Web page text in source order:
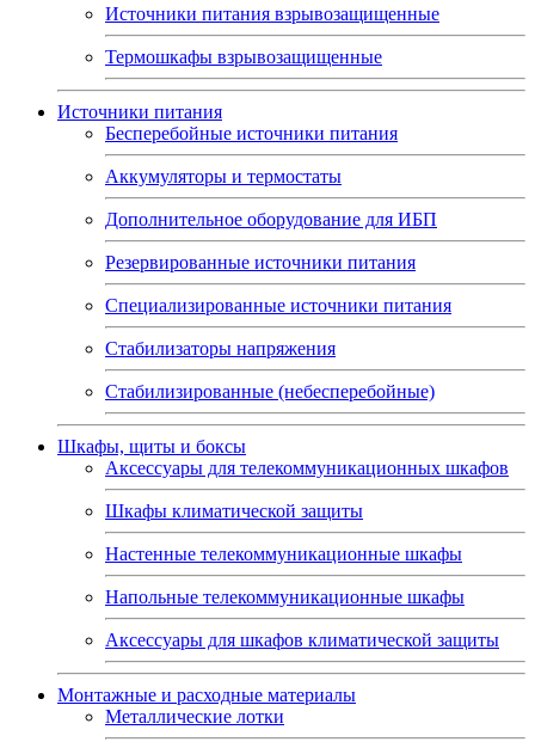
Источники питания взрывозащищенные
Термошкафы взрывозащищенные
Источники питания
Бесперебойные источники питания
Аккумуляторы и термостаты
Дополнительное оборудование для ИБП
Резервированные источники питания
Специализированные источники питания
Стабилизаторы напряжения
Стабилизированные (небесперебойные)
Шкафы, щиты и боксы
Аксессуары для телекоммуникационных шкафов
Шкафы климатической защиты
Настенные телекоммуникационные шкафы
Напольные телекоммуникационные шкафы
Аксессуары для шкафов климатической защиты
Монтажные и расходные материалы
Металлические лотки